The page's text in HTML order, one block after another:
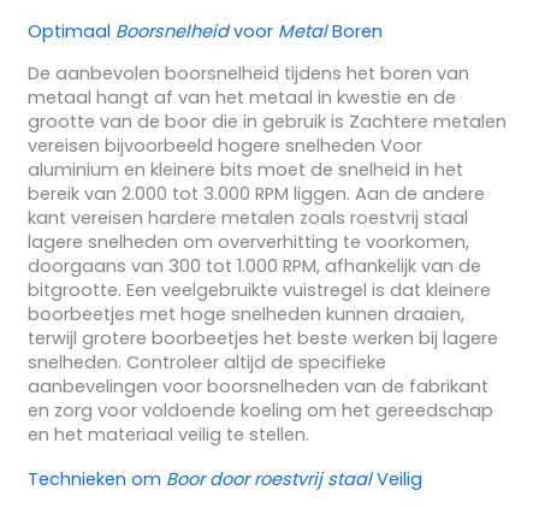
Optimaal Boorsnelheidvoor MetalBoren
De aanbevolen boorsnelheid tijdens het boren van
metaal hangt af van het metaal in kwestie en de
grootte van de boor die in gebruik is Zachtere metalen
vereisen bijvoorbeeld hogere snelheden Voor
aluminium en kleinere bits moet de snelheid in het
bereik van 2.000 tot 3.000 RPM liggen. Aan de andere
kant vereisen hardere metalen zoals roestvrij staal
lagere snelheden om oververhitting te voorkomen,
doorgaans van 300 tot 1.000 RPM, afhankelijk van de
bitgrootte. Een veelgebruikte vuistregel is dat kleinere
boorbeetjes met hoge snelheden kunnen draaien,
terwijl grotere boorbeetjes het beste werken bij lagere
snelheden. Controleer altijd de specifieke
aanbevelingen voor boorsnelheden van de fabrikant
en zorg voor voldoende koeling om het gereedschap
en het materiaal veilig te stellen.
Technieken om Boor door roestvrij staalVeilig